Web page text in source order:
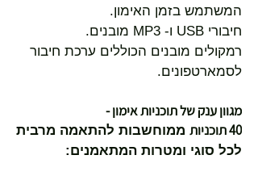
המשתמש בזמן האימון.
חיבורי USB ו- MP3 מובנים.
רמקולים מובנים הכוללים ערכת חיבור
לסמארטפונים.
מגוון ענק של תוכניות אימון -
40 תוכניות
ממוחשבות להתאמה מרבית
לכל סוגי ומטרות המתאמנים: